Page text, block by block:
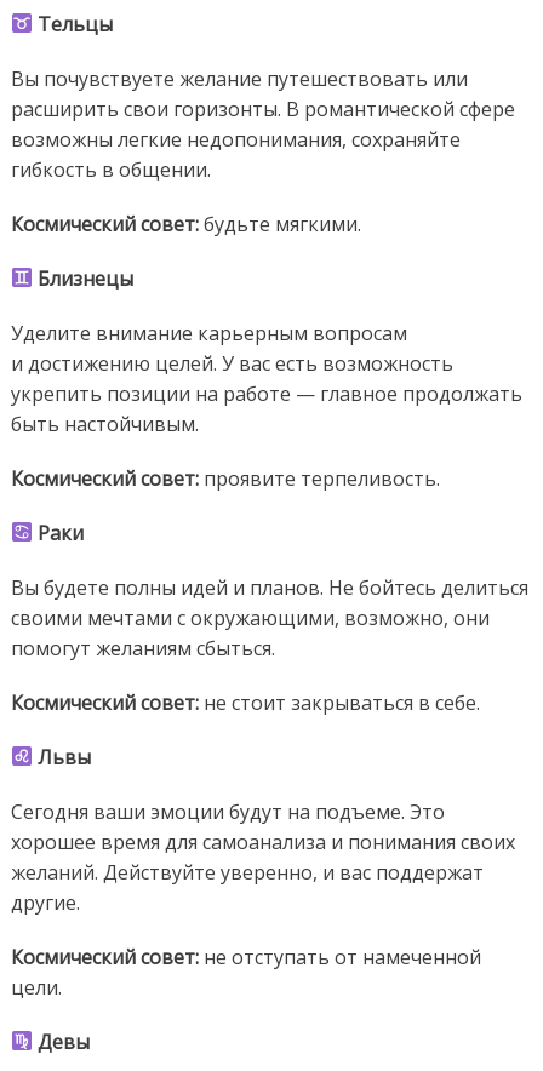
Тельцы
Вы почувствуете желание путешествовать или
расширить свои горизонты. В романтической сфере
возможны легкие недопонимания, сохраняйте
гибкость в общении.
Космический совет:будьте мягкими.
Близнецы
Уделите внимание карьерным вопросам
и достижению целей. У вас есть возможность
укрепить позиции на работе — главное продолжать
быть настойчивым.
Космический совет: проявите терпеливость.
Раки
Вы будете полны идей и планов. Не бойтесь делиться
своими мечтами с окружающими, возможно, они
помогут желаниям сбыться.
Космическийсовет: не стоит закрываться в себе.
Львы
Сегодня ваши эмоции будут на подъеме. Это
хорошее время для самоанализа и понимания своих
желаний. Действуйте уверенно, и вас поддержат
другие.
Космический совет: не отступать от намеченной
цели.
Девы